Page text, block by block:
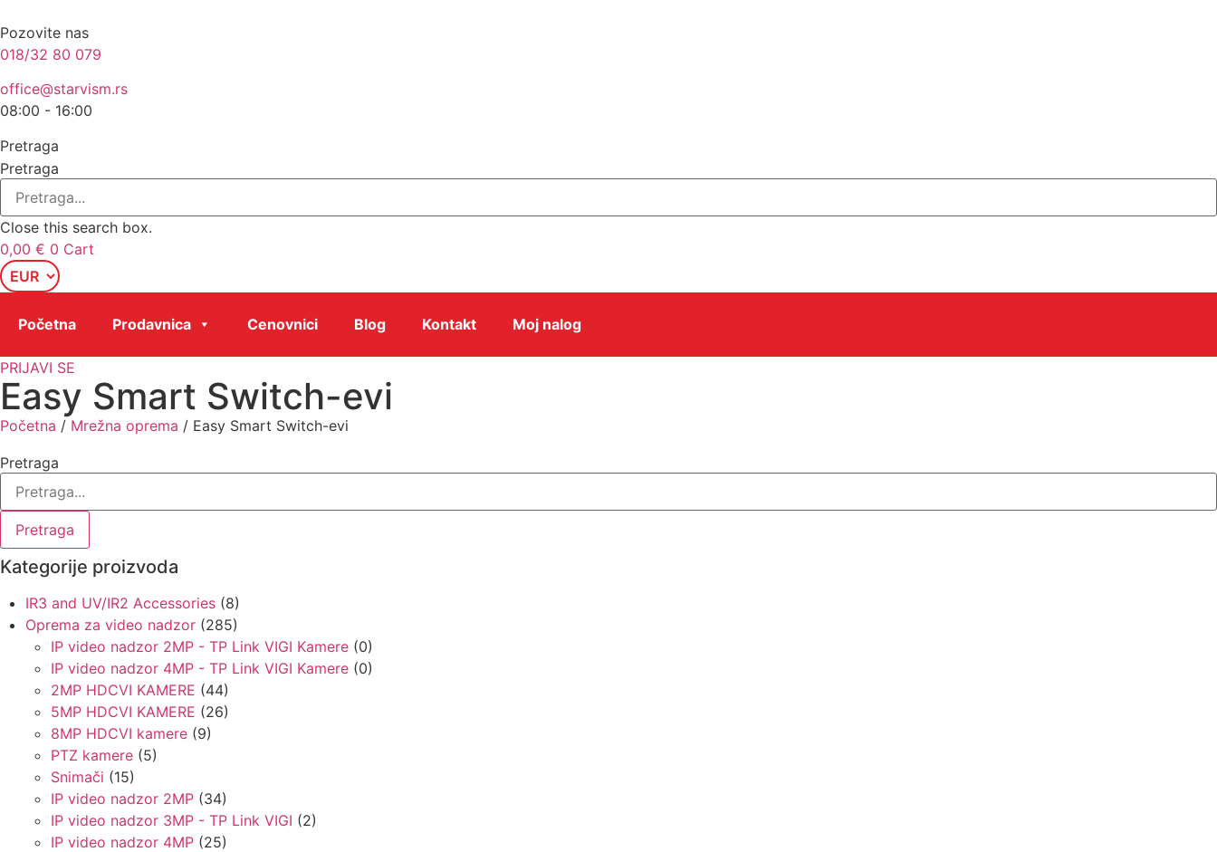
to
content
Pozovite nas
018/32 80 079
office@starvism.rs
08:00 - 16:00
Pretraga
Pretraga
Close this search box.
0,00 € 0 Cart
Početna Prodavnica Cenovnici Blog Kontakt Moj nalog
PRIJAVI SE
Easy Smart Switch-evi
Početna / Mrežna oprema / Easy Smart Switch-evi
Pretraga
Pretraga
Kategorije proizvoda
IR3 and UV/IR2 Accessories (8)
Oprema za video nadzor (285)
IP video nadzor 2MP - TP Link VIGI Kamere (0)
IP video nadzor 4MP - TP Link VIGI Kamere (0)
2MP HDCVI KAMERE (44)
5MP HDCVI KAMERE (26)
8MP HDCVI kamere (9)
PTZ kamere (5)
Snimači (15)
IP video nadzor 2MP (34)
IP video nadzor 3MP - TP Link VIGI (2)
IP video nadzor 4MP (25)